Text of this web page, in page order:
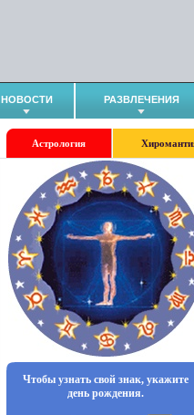
НОВОСТИ РАЗВЛЕЧЕНИЯ
Астрология
Чтобы узнать свой знак, укажите
день рождения.